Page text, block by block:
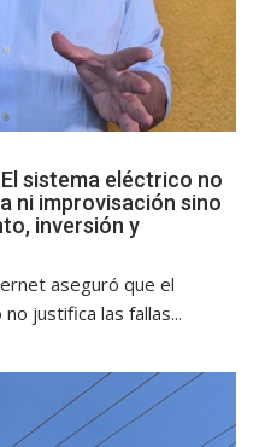
sistema eléctrico no
ni improvisación sino
inversión y
aseguró que el
justifica las fallas...